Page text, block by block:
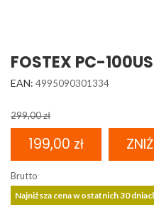
FOSTEX PC-
EAN: 4995090301334
299,00 zł
199,00 zł
Brutto
Najniższa cena w ostatnich 30